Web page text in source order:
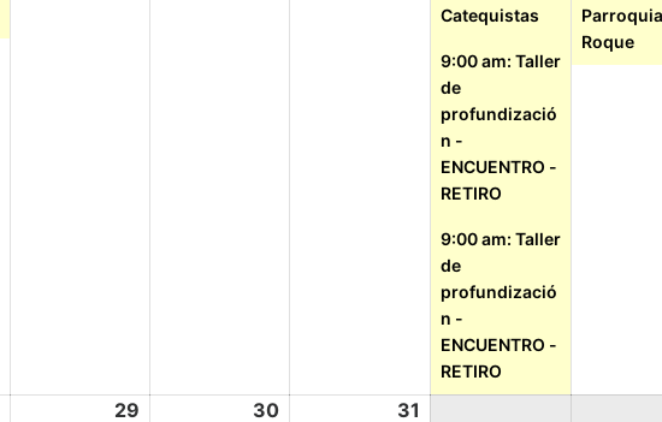
Catequistas
9:00 am: Taller
de
profundizació
n -
ENCUENTRO -
RETIRO
9:00 am: Taller
de
profundizació
n -
ENCUENTRO -
RETIRO
Roque
29 30 31